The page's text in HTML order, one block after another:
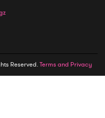
Reserved.Terms and Privacy